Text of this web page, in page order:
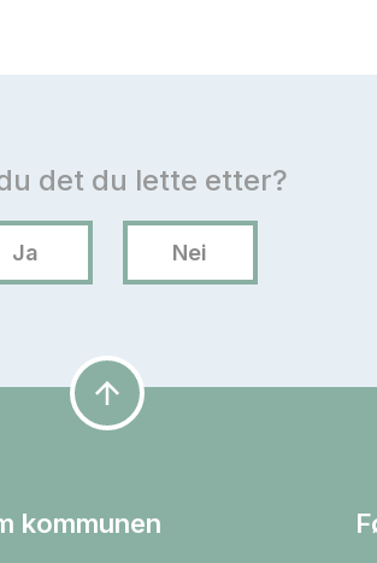
arrow_upward
kommunen